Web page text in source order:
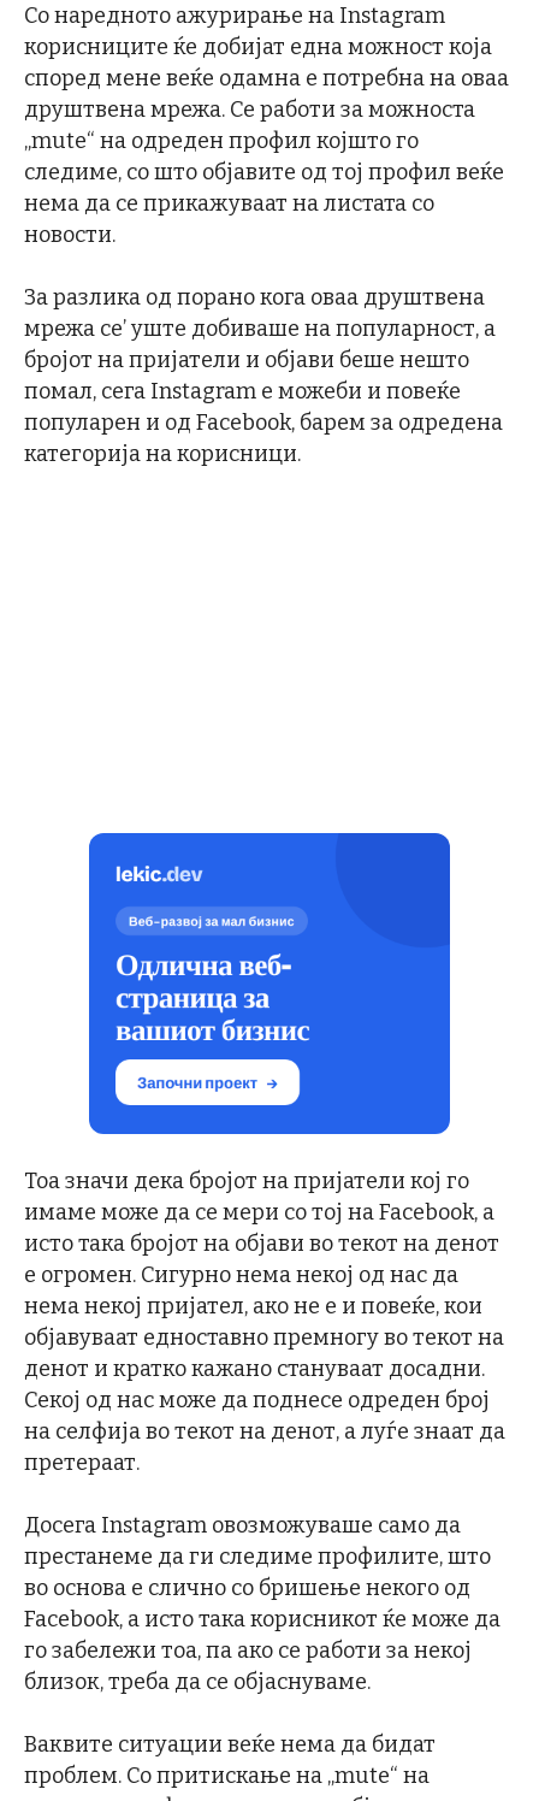
Со наредното ажурирање на Instagram
корисниците ќе добијат една можност која
според мене веќе одамна е потребна на оваа
друштвена мрежа. Се работи за можноста
„mute“ на одреден профил којшто го
следиме, со што објавите од тој профил веќе
нема да се прикажуваат на листата со
новости.
За разлика од порано кога оваа друштвена
мрежа се’ уште добиваше на популарност, а
бројот на пријатели и објави беше нешто
помал, сега Instagram е можеби и повеќе
популарен и од Facebook, барем за одредена
категорија на корисници.
Тоа значи дека бројот на пријатели кој го
имаме може да се мери со тој на Facebook, а
исто така бројот на објави во текот на денот
е огромен. Сигурно нема некој од нас да
нема некој пријател, ако не е и повеќе, кои
објавуваат едноставно премногу во текот на
денот и кратко кажано стануваат досадни.
Секој од нас може да поднесе одреден број
на селфија во текот на денот, а луѓе знаат да
претераат.
Досега Instagram овозможуваше само да
престанеме да ги следиме профилите, што
во основа е слично со бришење некого од
Facebook, а исто така корисникот ќе може да
го забележи тоа, па ако се работи за некој
близок, треба да се објаснуваме.
Ваквите ситуации веќе нема да бидат
проблем. Со притискање на „mute“ на